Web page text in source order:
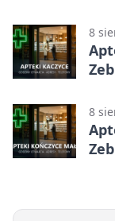
8
8